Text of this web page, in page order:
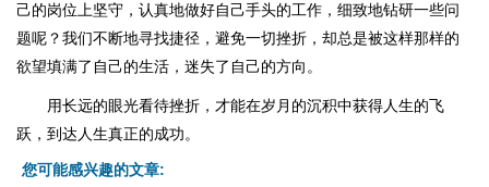
己的岗位上坚守，认真地做好自己手头的工作，细致地钻研一些问
题呢？我们不断地寻找捷径，避免一切挫折，却总是被这样那样的
欲望填满了自己的生活，迷失了自己的方向。
用长远的眼光看待挫折，才能在岁月的沉积中获得人生的飞
跃，到达人生真正的成功。
您可能感兴趣的文章: